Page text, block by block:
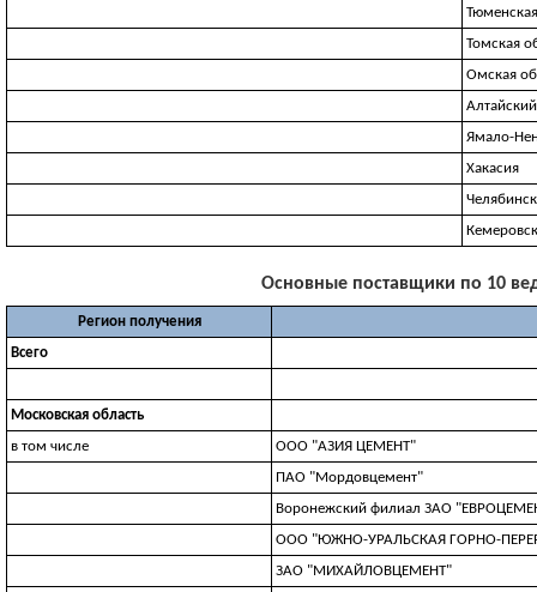
Томская
Омская
Ямало-
Хакасия
Основные поставщики по 10
Регион получения
Всего
Московская область
в том числе
ООО "АЗИЯ ЦЕМЕНТ"
ПАО "Мордовцемент"
Воронежский филиал ЗАО
ООО "ЮЖНО-УРАЛЬСКАЯ ГОРНО-
ЗАО "МИХАЙЛОВЦЕМЕНТ"